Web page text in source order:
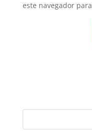
este navegador